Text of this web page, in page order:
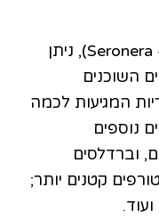
באזור מרכז הסרנגטי (עמק ה- Seronera), ניתן
השוכנים
המגיעות לכמה
נוספים
וברדלסים
קטנים יותר;